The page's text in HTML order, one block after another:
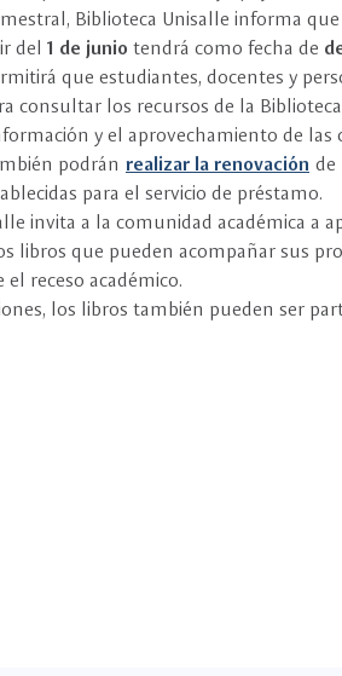
medio
Biblioteca Unisalle informa
del 1 de junio tendrá como fecha de
que estudiantes, docentes y
consultar los recursos de la
y el aprovechamiento de las
podrán realizar la renovación de
para el servicio de préstamo.
invita a la comunidad académica a
libros que pueden acompañar sus
receso académico.
los libros también pueden ser